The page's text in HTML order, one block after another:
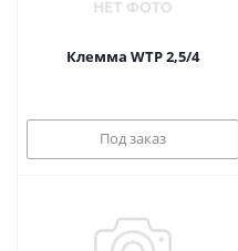
Клемма WTP 2,5/4
Под заказ